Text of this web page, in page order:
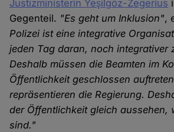
Justizministerin Yeşilgöz-Zegerius
Gegenteil. "Es geht um Inklusion",
Polizei ist eine integrative
jeden Tag daran, noch integrativer
Deshalb müssen die Beamten im
Öffentlichkeit geschlossen
repräsentieren die Regierung.
der Öffentlichkeit gleich aussehen,
sind."